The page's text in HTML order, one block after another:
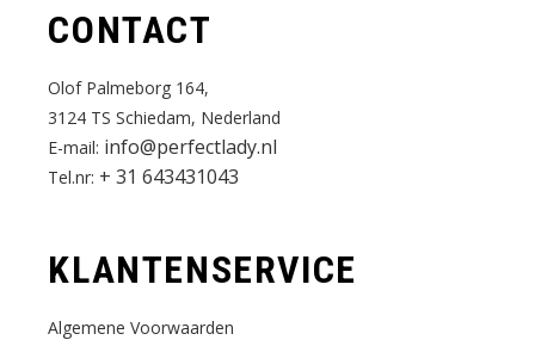
CONTACT
Olof Palmeborg 164,
3124 TS Schiedam, Nederland
E-mail: info@perfectlady.nl
Tel.nr: + 31 643431043
KLANTENSERVICE
Algemene Voorwaarden